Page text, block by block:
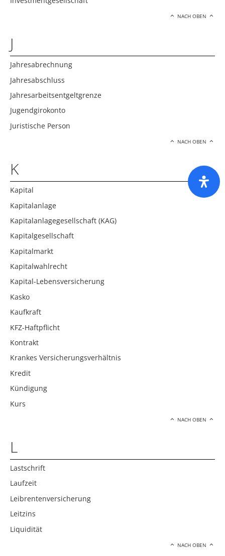
NACH OBEN
J
Jahresabrechnung
Jahresabschluss
Jahresarbeitsentgeltgrenze
Jugendgirokonto
Juristische Person
NACH OBEN
K
Kapital
Kapitalanlage
Kapitalanlagegesellschaft (KAG)
Kapitalgesellschaft
Kapitalmarkt
Kapitalwahlrecht
Kapital-Lebensversicherung
Kasko
Kaufkraft
KFZ-Haftpflicht
Kontrakt
Krankes Versicherungsverhältnis
Kredit
Kündigung
Kurs
NACH OBEN
L
Lastschrift
Laufzeit
Leibrentenversicherung
Leitzins
Liquidität
NACH OBEN